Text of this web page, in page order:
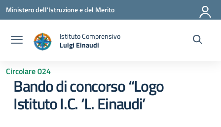
Vai ai contenuti
Vai al menu di navigazione
Vai al footer
Ministero dell'Istruzione e del Merito
Istituto Comprensivo
Luigi Einaudi
— Visita la pagina iniziale della scuola
Circolare 024
Bando di concorso “Logo
Istituto I.C. ‘L. Einaudi’